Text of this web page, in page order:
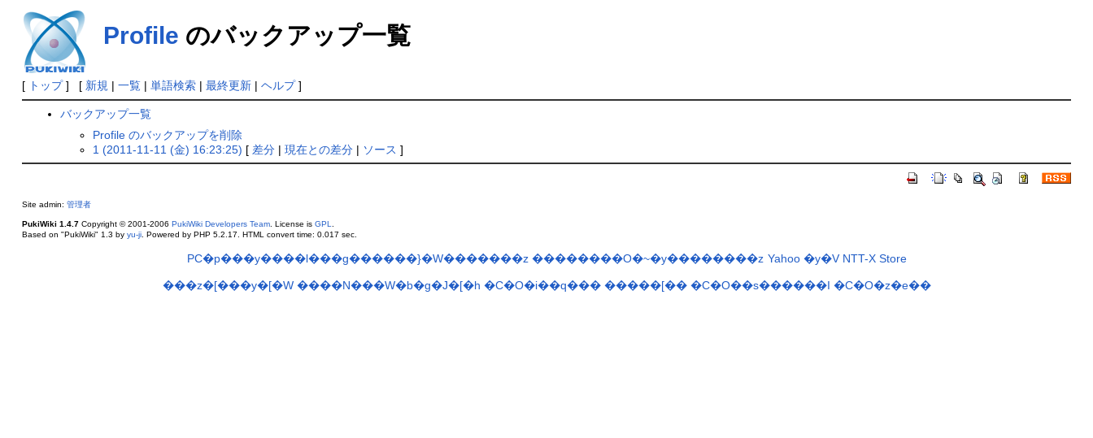
Profile のバックアップ一覧
[ トップ] [ 新規 | 一覧| 単語検索| 最終更新| ヘルプ]
バックアップ一覧
Profile のバックアップを削除
1 (2011-11-11 (金) 16:23:25) [ 差分 |現在との差分 | ソース ]
Site admin: 管理者
PukiWiki 1.4.7Copyright © 2001-2006 PukiWiki Developers Team. License is GPL
Based on "PukiWiki" 1.3 by yu-ji. Powered by PHP 5.2.17. HTML convert time: 0.017 sec.
PC�p���y����l���g������}�W�������z ��������O�~�y��������z Yahoo �y�V NTT-X Store
���z�[���y�[�W ����N���W�b�g�J�[�h �C�O�i��q��� �����[�� �C�O��s������I �C�O�z�e��